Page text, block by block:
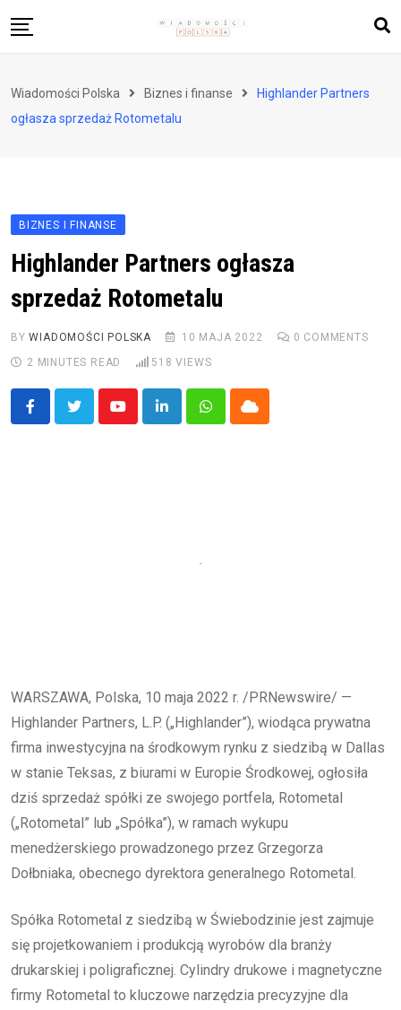
to
Zdrowie i styl życia
Wiadomości Polska Biznes i finanse
Highlander Partners
ogłasza sprzedaż Rotometalu
BIZNES I FINANSE
Highlander Partners ogłasza
sprzedaż Rotometalu
BYWIADOMOŚCI POLSKA 10 MAJA 2022 0 COMMENTS
2 MINUTES READ
518 VIEWS
YoutubeLinkedInWhatsappCloud
WARSZAWA, Polska, 10 maja 2022 r. /PRNewswire/ —
Highlander Partners, L.P. („Highlander”), wiodąca prywatna
firma inwestycyjna na środkowym rynku z siedzibą w Dallas
w stanie Teksas, z biurami w Europie Środkowej, ogłosiła
dziś sprzedaż spółki ze swojego portfela, Rotometal
(„Rotometal” lub „Spółka”), w ramach wykupu
menedżerskiego prowadzonego przez Grzegorza
Dołbniaka, obecnego dyrektora generalnego Rotometal.
Spółka Rotometal z siedzibą w Świebodzinie jest zajmuje
się projetkowaniem i produkcją wyrobów dla branży
drukarskiej i poligraficznej. Cylindry drukowe i magnetyczne
firmy Rotometal to kluczowe narzędzia precyzyjne dla